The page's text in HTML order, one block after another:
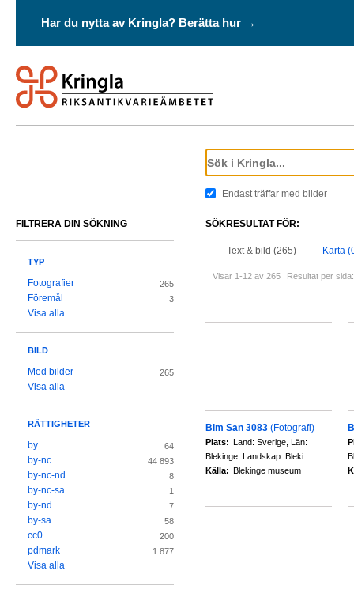
Har du nytta av Kringla? Berätta hur →
Endast träffar med bilder
SÖKRESULTAT FÖR:
Text & bild (265) Karta
Visar 1-12 av 265 Resultat per sida:
Blm San 3083 (Fotografi)
Plats: Land: Sverige, Län:
Blekinge, Landskap: Bleki...
Källa: Blekinge museum
FILTRERA DIN SÖKNING
TYP
Fotografier 265
Föremål 3
Visa alla
BILD
Med bilder 265
Visa alla
RÄTTIGHETER
by 64
by-nc 44 893
by-nc-nd 8
by-nc-sa 1
by-nd 7
by-sa 58
cc0 200
pdmark 1 877
Visa alla